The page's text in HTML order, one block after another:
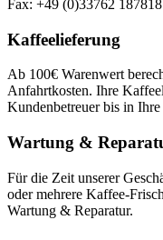
Fax: +49 (0)33762 187818
Kaffeelieferung
Ab 100€ Warenwert
Anfahrtkosten. Ihre
Kundenbetreuer bis in
Wartung &
Für die Zeit unserer
oder mehrere Kaffee-
Wartung & Reparatur.